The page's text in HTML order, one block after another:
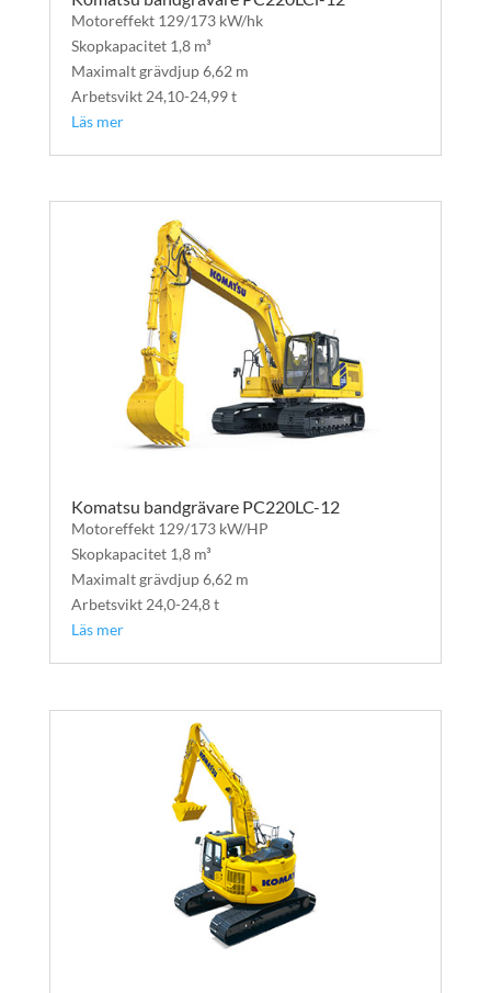
Motoreffekt 129/173 kW/hk
Skopkapacitet 1,8 m³
Maximalt grävdjup 6,62 m
Arbetsvikt 24,10-24,99 t
Läs mer
Komatsu bandgrävare PC220LC-12
Motoreffekt 129/173 kW/HP
Skopkapacitet 1,8 m³
Maximalt grävdjup 6,62 m
Arbetsvikt 24,0-24,8 t
Läs mer